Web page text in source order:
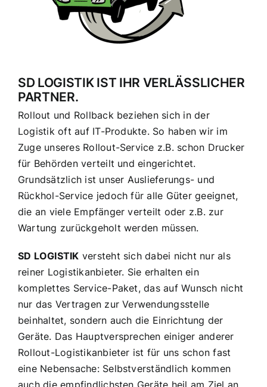
SD LOGISTIK IST IHR VERLÄSSLICHER
PARTNER.
Rollout und Rollback beziehen sich in der
Logistik oft auf IT-Produkte. So haben wir im
Zuge unseres Rollout-Service z.B. schon Drucker
für Behörden verteilt und eingerichtet.
Grundsätzlich ist unser Auslieferungs- und
Rückhol-Service jedoch für alle Güter geeignet,
die an viele Empfänger verteilt oder z.B. zur
Wartung zurückgeholt werden müssen.
SD LOGISTIK versteht sich dabei nicht nur als
reiner Logistikanbieter. Sie erhalten ein
komplettes Service-Paket, das auf Wunsch nicht
nur das Vertragen zur Verwendungsstelle
beinhaltet, sondern auch die Einrichtung der
Geräte. Das Hauptversprechen einiger anderer
Rollout-Logistikanbieter ist für uns schon fast
eine Nebensache: Selbstverständlich kommen
auch die empfindlichsten Geräte heil am Ziel an